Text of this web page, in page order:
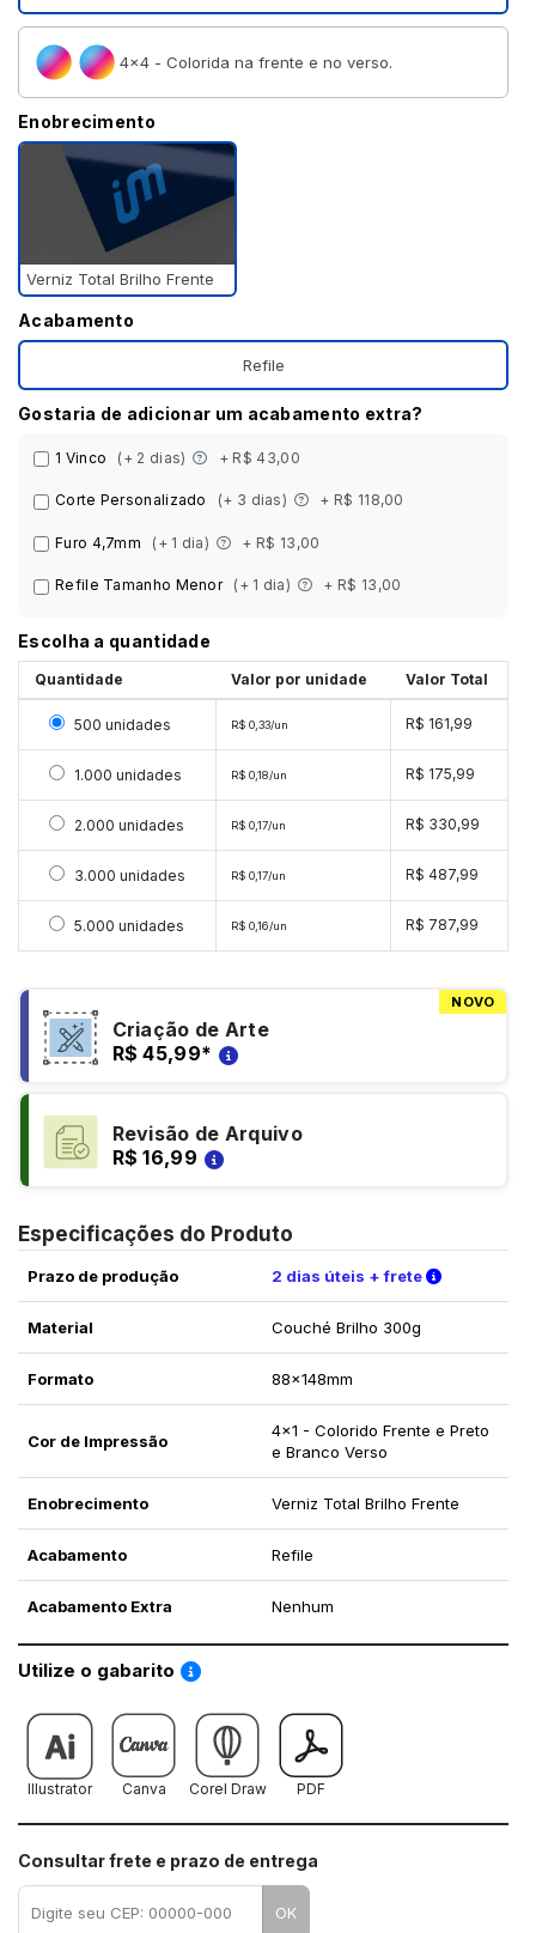
4×4 - Colorida na frente e no verso.
Enobrecimento
Verniz Total Brilho Frente
Acabamento
Refile
Gostaria de adicionar um acabamento extra?
1 Vinco (+ 2 dias) + R$ 43,00
Corte Personalizado (+ 3 dias) + R$ 118,00
Furo 4,7mm (+ 1 dia) + R$ 13,00
Refile Tamanho Menor (+ 1 dia) + R$ 13,00
Escolha a quantidade
Quantidade Valor por unidade Valor Total
Selecionar 500 unidades
500 unidades R$ 0,33/un R$ 161,99
Selecionar 1000 unidades
1.000 unidades R$ 0,18/un R$ 175,99
Selecionar 2000 unidades
2.000 unidades R$ 0,17/un R$ 330,99
Selecionar 3000 unidades
3.000 unidades R$ 0,17/un R$ 487,99
Selecionar 5000 unidades
5.000 unidades R$ 0,16/un R$ 787,99
NOVO
Criação de Arte
R$ 45,99*
Revisão de Arquivo
R$ 16,99
Especificações do Produto
Prazo de produção 2 dias úteis + frete Verifique
Material Couché Brilho 300g
Formato 88x148mm
Cor de Impressão
4x1 - Colorido Frente e Preto
e Branco Verso
Enobrecimento Verniz Total Brilho Frente
Acabamento Refile
Acabamento Extra Nenhum
Utilize o gabarito Saiba como utilizar os nossos gabaritos
Illustrator Canva Corel Draw PDF
Consultar frete e prazo de entrega
OK